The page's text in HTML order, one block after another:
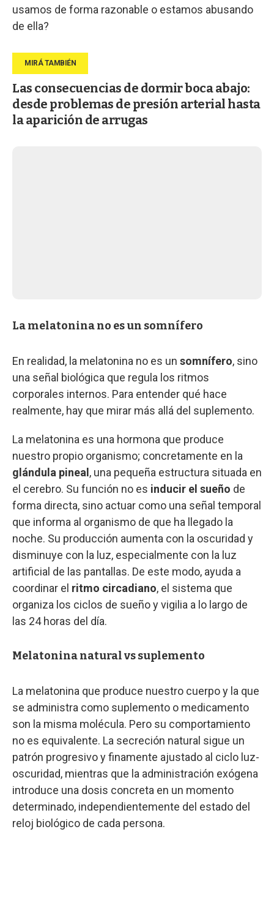
usamos de forma razonable o estamos abusando
de ella?
Las consecuencias de dormir boca abajo:
desde problemas de presión arterial hasta
la aparición de arrugas
La melatonina no es un somnífero
En realidad, la melatonina no es un somnífero, sino
una señal biológica que regula los ritmos
corporales internos. Para entender qué hace
realmente, hay que mirar más allá del suplemento.
La melatonina es una hormona que produce
nuestro propio organismo; concretamente en la
glándula pineal , una pequeña estructura situada en
el cerebro. Su función no es inducir el sueño de
forma directa, sino actuar como una señal temporal
que informa al organismo de que ha llegado la
noche. Su producción aumenta con la oscuridad y
disminuye con la luz, especialmente con la luz
artificial de las pantallas. De este modo, ayuda a
coordinar el ritmo circadiano, el sistema que
organiza los ciclos de sueño y vigilia a lo largo de
las 24 horas del día.
Melatonina natural vs suplemento
La melatonina que produce nuestro cuerpo y la que
se administra como suplemento o medicamento
son la misma molécula. Pero su comportamiento
no es equivalente. La secreción natural sigue un
patrón progresivo y finamente ajustado al ciclo luz-
oscuridad, mientras que la administración exógena
introduce una dosis concreta en un momento
determinado, independientemente del estado del
reloj biológico de cada persona.